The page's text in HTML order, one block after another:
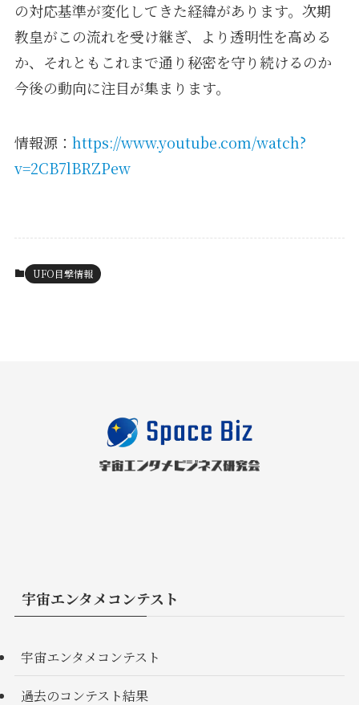
の対応基準が変化してきた経緯があります。次期
教皇がこの流れを受け継ぎ、より透明性を高める
か、それともこれまで通り秘密を守り続けるのか
今後の動向に注目が集まります。
情報源： https://www.youtube.com/watch?
v=2CB7lBRZPew
UFO目撃情報
宇宙エンタメコンテスト
宇宙エンタメコンテスト
過去のコンテスト結果